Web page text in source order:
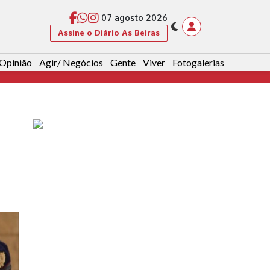
07 agosto 2026
Assine o Diário As Beiras
Agir/ Negócios Gente Viver Fotogalerias